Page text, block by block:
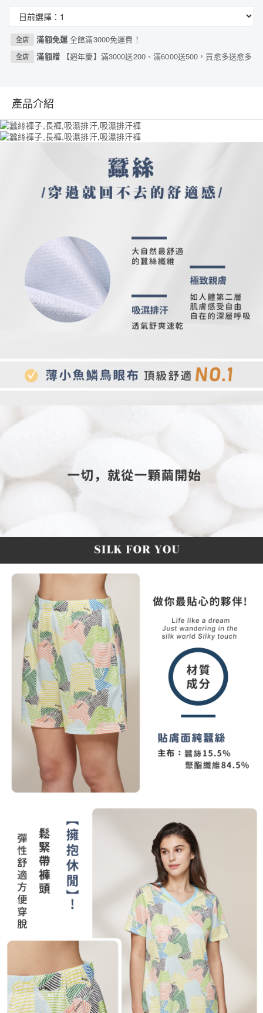
全店 滿額免運全館滿3000免運費！
全店 滿額贈 【週年慶】滿3000送200、滿6000送500，買愈多送愈多
產品介紹